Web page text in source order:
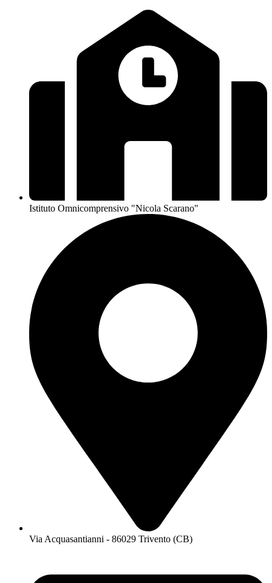
Istituto Omnicomprensivo "Nicola Scarano"
Via Acquasantianni - 86029 Trivento (CB)